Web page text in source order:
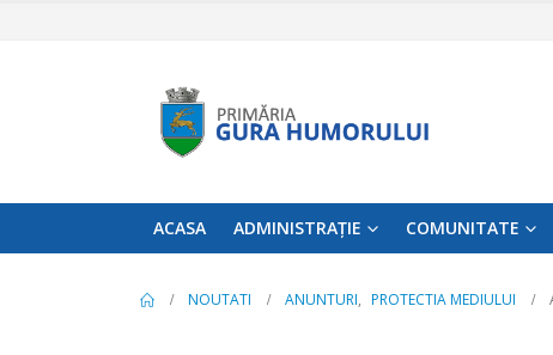
ACASA ADMINISTRAȚIE COMUNITATE
NOUTATI ANUNTURI, PROTECTIA MEDIULUI